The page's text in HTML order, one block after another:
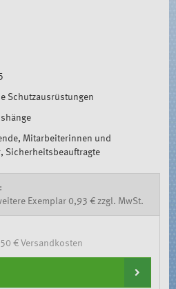
Schutzausrüstungen
Mitarbeiterinnen und
Sicherheitsbeauftragte
Exemplar 0,93 € zzgl. MwSt.
€ Versandkosten